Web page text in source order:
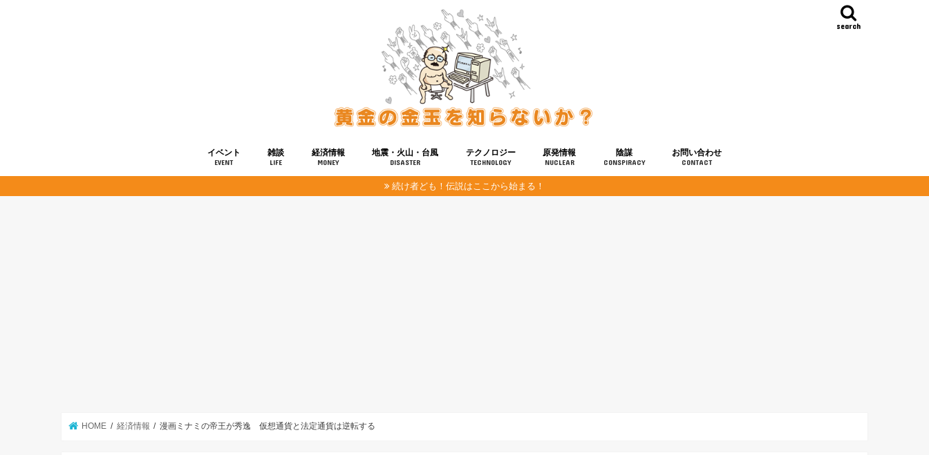
search
イベント
EVENT
雑談
LIFE
経済情報
MONEY
地震・火山・台風
DISASTER
テクノロジー
TECHNOLOGY
健康
宇宙
原発情報
NUCLEAR
陰謀
CONSPIRACY
お問い合わせ
CONTACT
続け者ども！伝説はここから始まる！
HOME 経済情報 漫画ミナミの帝王が秀逸 仮想通貨と法定通貨は逆転する